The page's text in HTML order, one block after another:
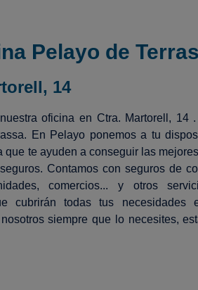
Pelayo de
14
oficina en Ctra. Martorell, 14
En Pelayo ponemos a tu
que te ayuden a conseguir las
Contamos con seguros de
comercios... y otros
cubrirán todas tus necesidades
siempre que lo necesites,